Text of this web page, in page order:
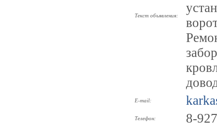
Текст объявления:
E-mail:
Телефон: 8-